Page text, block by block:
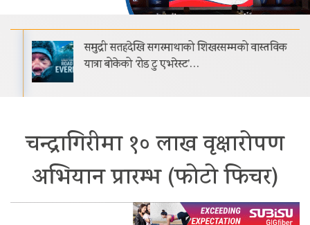
समुद्री सतहदेखि सगरमाथाको शिखरसम्मको वास्तविक
यात्रा बोकेको ‘रोड टु एभरेस्ट’…
चन्द्रागिरीमा १० लाख वृक्षारोपण
अभियान प्रारम्भ (फोटो फिचर)